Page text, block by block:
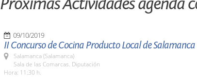
09/10/2019
II Concurso de Cocina Producto Local de Salamanca
Salamanca (Salamanca)
Sala de las Comarcas. Diputación
Hora: 11:30 h.